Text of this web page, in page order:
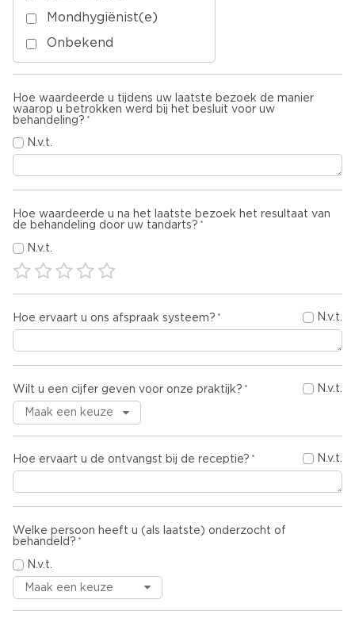
Mondhygiënist(e)
Onbekend
Hoe waardeerde u tijdens uw laatste bezoek de manier
waarop u betrokken werd bij het besluit voor uw
behandeling?
N.v.t.
Hoe waardeerde u na het laatste bezoek het resultaat van
de behandeling door uw tandarts?
N.v.t.
Hoe ervaart u ons afspraak systeem? N.v.t.
Wilt u een cijfer geven voor onze praktijk? N.v.t.
Hoe ervaart u de ontvangst bij de receptie? N.v.t.
Welke persoon heeft u (als laatste) onderzocht of
behandeld?
N.v.t.